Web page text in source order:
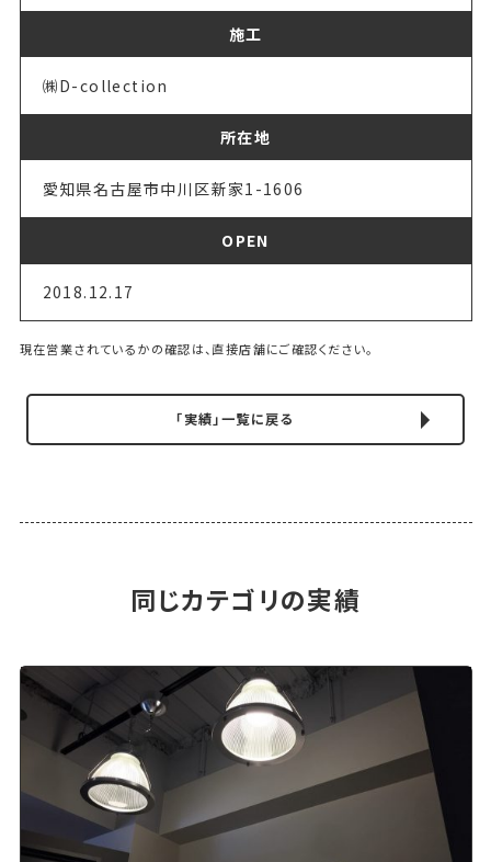
施工
㈱D-collection
所在地
愛知県名古屋市中川区新家1-1606
OPEN
2018.12.17
現在営業されているかの確認は、直接店舗にご確認ください。
「実績」一覧に戻る
同じカテゴリの実績